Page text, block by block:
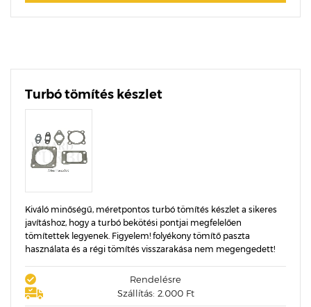
Turbó tömítés készlet
Kiváló minőségű, méretpontos turbó tömítés készlet a sikeres
javításhoz, hogy a turbó bekötési pontjai megfelelően
tömítettek legyenek. Figyelem! folyékony tömítő paszta
használata és a régi tömítés visszarakása nem megengedett!
Rendelésre
Szállítás: 2.000 Ft